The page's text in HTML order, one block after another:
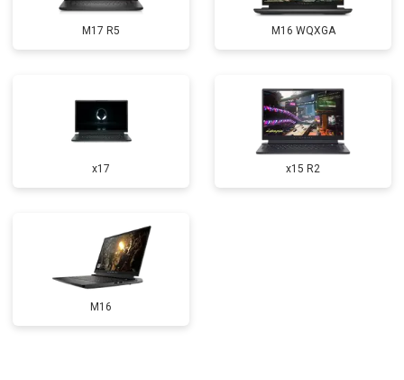
Прошивка BIOS от 1500 ₽ Заказать
Замена северного моста от 3500 ₽
M17 R5 M16 WQXGA
x17 x15 R2
M16